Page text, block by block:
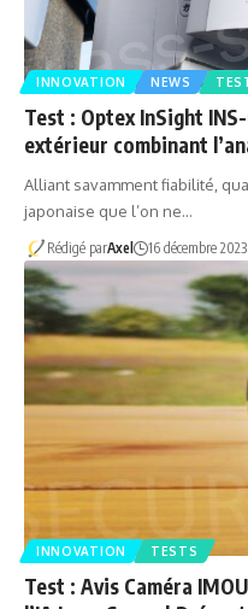
INNOVATION NEWS
Test : Optex InSight
extérieur combinant
Alliant savamment fiabilité,
japonaise que l’on ne…
Rédigé parAxel 16 décembre 2023
INNOVATION TESTS
Test : Avis Caméra